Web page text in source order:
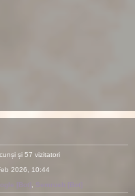
și 57 vizitatori
2026, 10:44
[Bot] Semrush [Bot]